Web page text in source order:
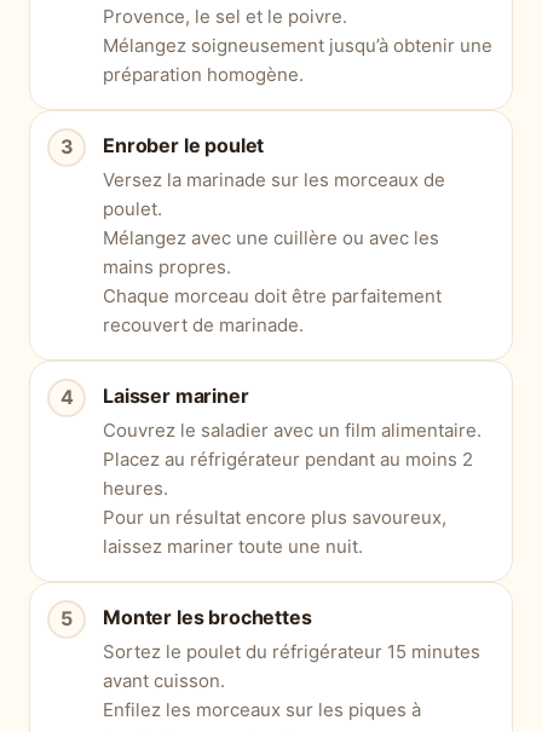
Provence, le sel et le poivre.
Mélangez soigneusement jusqu’à obtenir une
préparation homogène.
Enrober le poulet
Versez la marinade sur les morceaux de
poulet.
Mélangez avec une cuillère ou avec les
mains propres.
Chaque morceau doit être parfaitement
recouvert de marinade.
Laisser mariner
Couvrez le saladier avec un film alimentaire.
Placez au réfrigérateur pendant au moins 2
heures.
Pour un résultat encore plus savoureux,
laissez mariner toute une nuit.
Monter les brochettes
Sortez le poulet du réfrigérateur 15 minutes
avant cuisson.
Enfilez les morceaux sur les piques à